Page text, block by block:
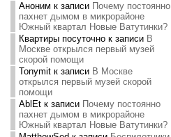
Аноним к записи Почему постоянно
пахнет дымом в микрорайоне
Южный квартал Новые Ватутинки?
Квартиры посуточнок записи В
Москве открылся первый музей
скорой помощи
Tonymitк записи В Москве
открылся первый музей скорой
помощи
AblEtк записи Почему постоянно
пахнет дымом в микрорайоне
Южный квартал Новые Ватутинки?